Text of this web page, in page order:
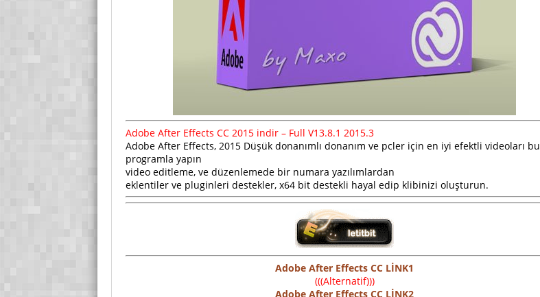
Adobe After Effects CC 2015 indir – Full V13.8.1 2015.3
Adobe After Effects, 2015 Düşük donanımlı donanım ve pcler için en iyi efektli videoları bu
programla yapın
video editleme, ve düzenlemede bir numara yazılımlardan
eklentiler ve pluginleri destekler, x64 bit destekli hayal edip klibinizi oluşturun.
Adobe After Effects CC LİNK1
(((Alternatif)))
Adobe After Effects CC LİNK2